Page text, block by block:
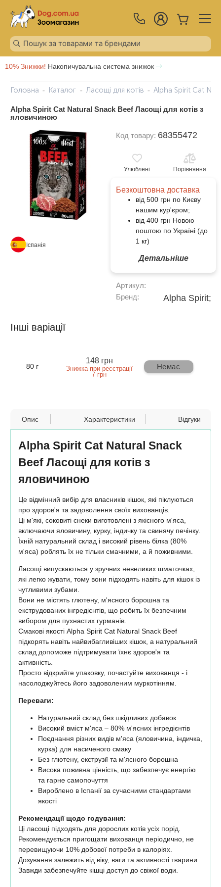
10% Знижки! Накопичувальна система знижок
Головна Каталог Ласощі для котів Alpha Spirit Cat
Alpha Spirit Cat Natural Snack Beef Ласощі для котів з
яловичиною
Іспанія
Код товару: 68355472
Улюблені Порівняння
Безкоштовна доставка
від 500 грн по Києву
нашим кур'єром;
від 400 грн Новою
поштою по Україні (до
1 кг)
Детальніше
Артикул:
Бренд:
Alpha Spirit;
Інші варіації
80 г
148 грн
Знижка при реєстрації
7 грн
Немає
Опис Характеристики Відгуки
Alpha Spirit Cat Natural Snack
Beef Ласощі для котів з
яловичиною
Це відмінний вибір для власників кішок, які піклуються
про здоров'я та задоволення своїх вихованців.
Ці м'які, соковиті снеки виготовлені з якісного м'яса,
включаючи яловичину, курку, індичку та свинячу печінку.
Їхній натуральний склад і високий рівень білка (80%
м'яса) роблять їх не тільки смачними, а й поживними.
Ласощі випускаються у зручних невеликих шматочках,
які легко жувати, тому вони підходять навіть для кішок із
чутливими зубами.
Вони не містять глютену, м'ясного борошна та
екструдованих інгредієнтів, що робить їх безпечним
вибором для пухнастих гурманів.
Смакові якості Alpha Spirit Cat Natural Snack Beef
підкорять навіть найвибагливіших кішок, а натуральний
склад допоможе підтримувати їхнє здоров'я та
активність.
Просто відкрийте упаковку, почастуйте вихованця - і
насолоджуйтесь його задоволеним муркотінням.
Переваги:
Натуральний склад без шкідливих добавок
Високий вміст м'яса – 80% м'ясних інгредієнтів
Поєднання різних видів м'яса (яловичина, індичка,
курка) для насиченого смаку
Без глютену, екструзії та м'ясного борошна
Висока поживна цінність, що забезпечує енергію
та гарне самопочуття
Вироблено в Іспанії за сучасними стандартами
якості
Рекомендації щодо годування:
Ці ласощі підходять для дорослих котів усіх порід.
Рекомендується пригощати вихованця періодично, не
перевищуючи 10% добової потреби в калоріях.
Дозування залежить від віку, ваги та активності тварини.
Завжди забезпечуйте кішці доступ до свіжої води.